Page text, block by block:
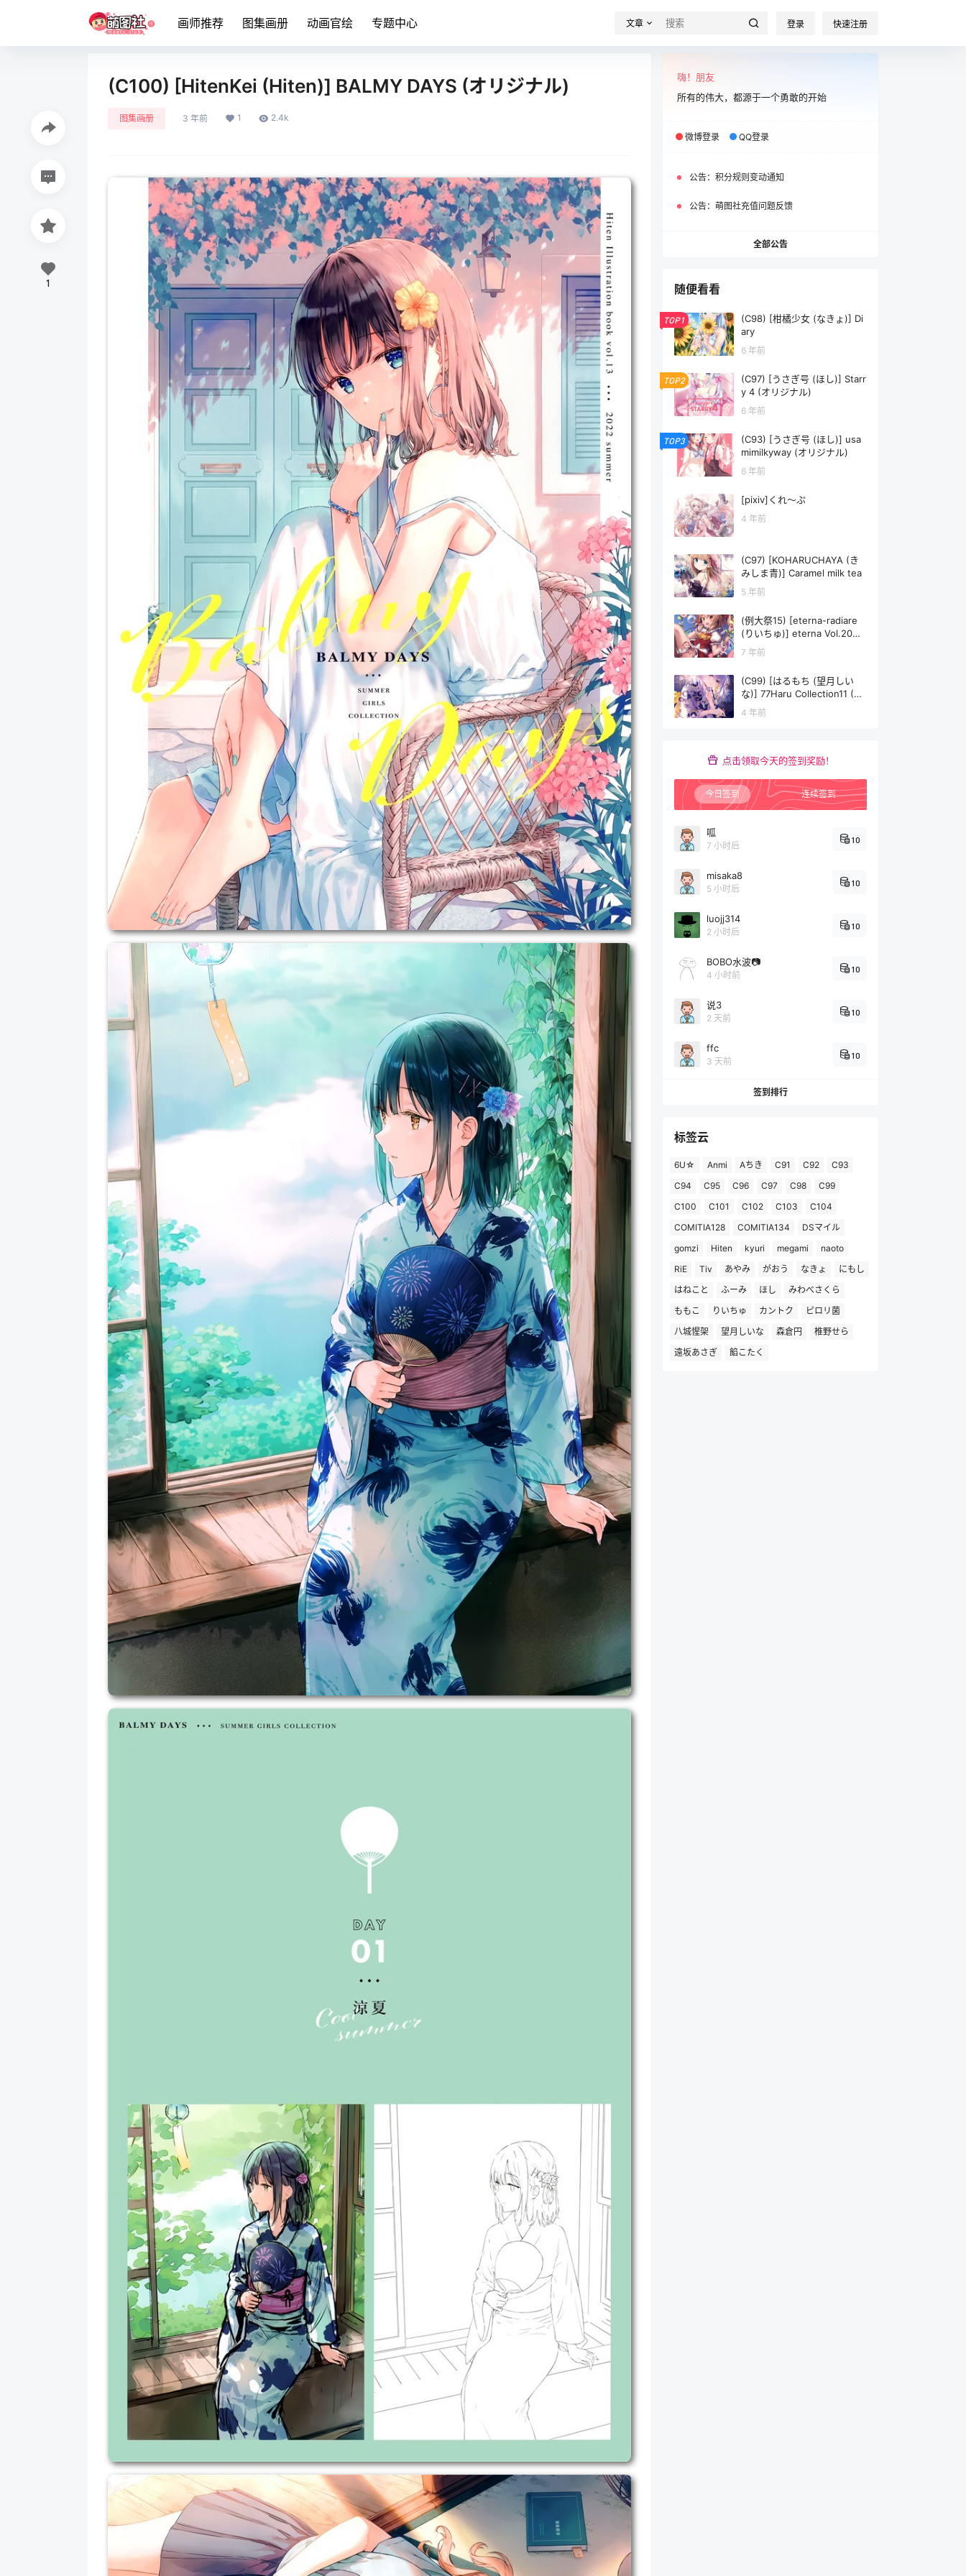
画师推荐 图集画册 动画官绘 专题中心 文章 登录 快速注册
(C100) [HitenKei (Hiten)] BALMY DAYS (オリジナル)
图集画册 3 年前 1 2.4k
1
嗨！朋友
所有的伟大，都源于一个勇敢的开始
微博登录 QQ登录
公告： 积分规则变动通知
公告： 萌图社充值问题反馈
全部公告
随便看看
TOP1
(C98) [柑橘少女 (なきょ)] Di
ary
6 年前
TOP2
(C97) [うさぎ号 (ほし)] Starr
y 4 (オリジナル)
6 年前
TOP3
(C93) [うさぎ号 (ほし)] usa
mimilkyway (オリジナル)
6 年前
[pixiv]くれ～ぷ
4 年前
(C97) [KOHARUCHAYA (き
みしま青)] Caramel milk tea
5 年前
(例大祭15) [eterna-radiare
(りいちゅ)] eterna Vol.20
(東方Project)
7 年前
(C99) [はるもち (望月しい
な)] 77Haru Collection11 (オ
リジナル)
4 年前
点击领取今天的签到奖励！
今日签到 连续签到
呱
7 小时后
10
misaka8
5 小时后
10
luojj314
2 小时后
10
BOBO水波📷
4 小时前
10
说3
2 天前
10
ffc
3 天前
10
签到排行
标签云
6U☆ Anmi Aちき C91 C92
C93
C94
C95 C96 C97 C98
C99
C100
C101 C102 C103
C104
COMITIA128
COMITIA134
DSマイル
gomzi
Hiten kyuri megami
naoto
RiE
Tiv あやみ がおう なきょ
にもし
はねこと
ふーみ ほし
みわべさくら
ももこ
りいちゅ カントク
ピロリ菌
八城惺架
望月しいな 森倉円
椎野せら
遠坂あさぎ
餡こたく